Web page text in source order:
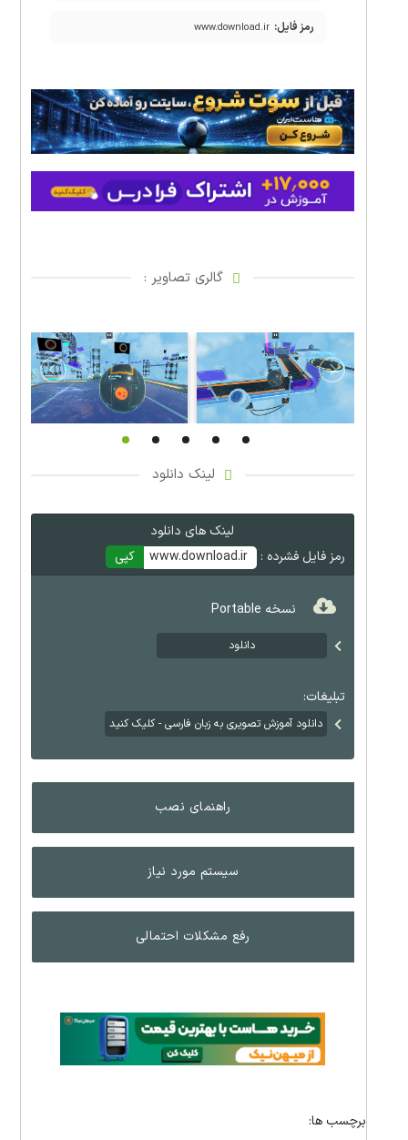
رمز فایل: www.download.ir
گالری تصاویر :
لینک دانلود
لینک های دانلود
رمز فایل فشرده :
www.download.ir کپی
نسخه Portable
دانلود
تبلیغات:
دانلود آموزش تصویری به زبان فارسی - کلیک کنید
راهنمای نصب
سیستم مورد نیاز
رفع مشکلات احتمالی
برچسب ها: